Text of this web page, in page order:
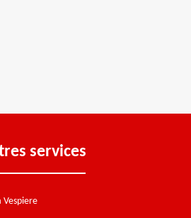
services
Vespiere